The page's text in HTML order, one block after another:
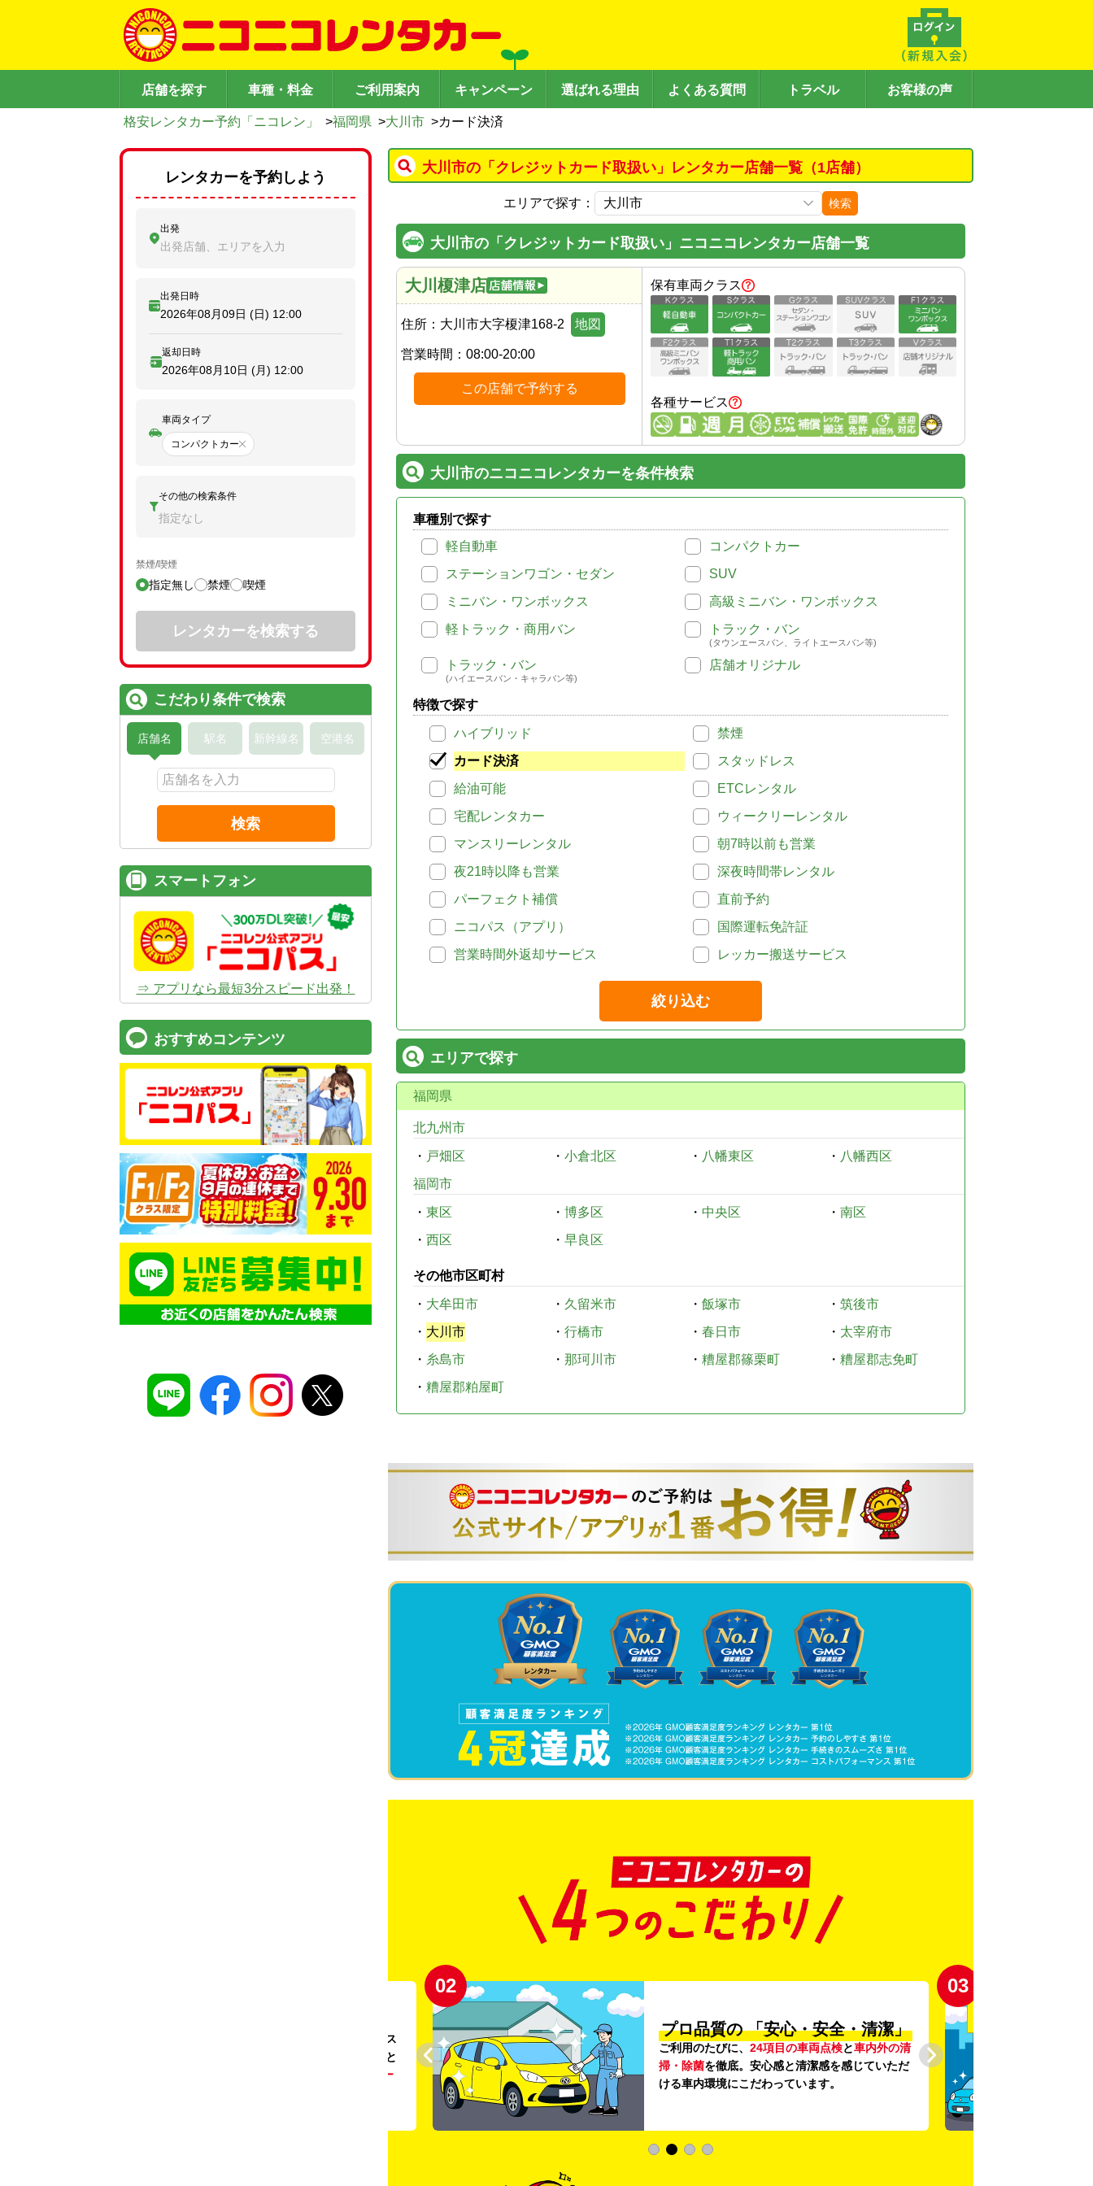
店舗を探す 車種・料金 ご利用案内 キャンペーン 選ばれる理由 よくある質問 トラベル お客様の声
格安レンタカー予約「ニコレン」 >福岡県 >大川市 >カード決済
大川市の「クレジットカード取扱い」レンタカー店舗一覧（1店舗）
エリアで探す： 検索
大川市の「クレジットカード取扱い」ニコニコレンタカー店舗一覧
大川榎津店
住所： 大川市大字榎津168-2 地図
営業時間： 08:00-20:00
この店舗で予約する
保有車両クラス
各種サービス
大川市のニコニコレンタカーを条件検索
車種別で探す
軽自動車
コンパクトカー
ステーションワゴン・セダン
SUV
ミニバン・ワンボックス
高級ミニバン・ワンボックス
軽トラック・商用バン
トラック・バン
(タウンエースバン、ライトエースバン等)
トラック・バン
(ハイエースバン・キャラバン等)
店舗オリジナル
特徴で探す
ハイブリッド
禁煙
カード決済
スタッドレス
給油可能
ETCレンタル
宅配レンタカー
ウィークリーレンタル
マンスリーレンタル
朝7時以前も営業
夜21時以降も営業
深夜時間帯レンタル
パーフェクト補償
直前予約
ニコパス（アプリ）
国際運転免許証
営業時間外返却サービス
レッカー搬送サービス
絞り込む
エリアで探す
福岡県
北九州市
・ 戸畑区 ・ 小倉北区 ・ 八幡東区 ・ 八幡西区
福岡市
・ 東区 ・ 博多区 ・ 中央区 ・ 南区
・ 西区 ・ 早良区
その他市区町村
・ 大牟田市 ・ 久留米市 ・ 飯塚市 ・ 筑後市
・ 大川市 ・ 行橋市 ・ 春日市 ・ 太宰府市
・ 糸島市 ・ 那珂川市 ・ 糟屋郡篠栗町 ・ 糟屋郡志免町
・ 糟屋郡粕屋町
。ガソリンス
タンドや整備工場の既存インフラを活用すること
リー
02
プロ品質の 「安心・安全・清潔」
ご利用のたびに、 24項目の車両点検と車内外の清
掃・除菌を徹底。安心感と清潔感を感じていただ
ける車内環境にこだわっています。
03
レンタカーを予約しよう
出発
出発店舗、エリアを入力
出発日時
2026年08月09日 (日) 12:00
返却日時
2026年08月10日 (月) 12:00
車両タイプ
コンパクトカー
その他の検索条件
指定なし
禁煙/喫煙
指定無し 禁煙 喫煙
レンタカーを検索する
こだわり条件で検索
店舗名 駅名 新幹線名 空港名
検索
スマートフォン
⇒ アプリなら最短3分スピード出発！
おすすめコンテンツ